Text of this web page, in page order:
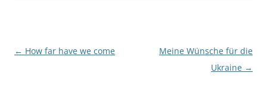
Beitragsnavigation
← How far have we come
Meine Wünsche für die
Ukraine →